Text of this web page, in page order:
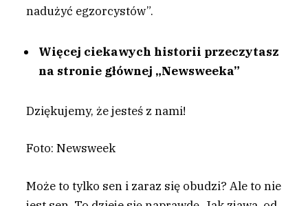
nadużyć egzorcystów”.
Więcej ciekawych historii przeczytasz
na stronie głównej „Newsweeka”
Dziękujemy, że jesteś z nami!
Foto: Newsweek
Może to tylko sen i zaraz się obudzi? Ale to nie